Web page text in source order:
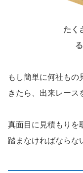
たく
もし簡単に何社もの
きたら、出来レース
真面目に見積もりを
踏まなければならな